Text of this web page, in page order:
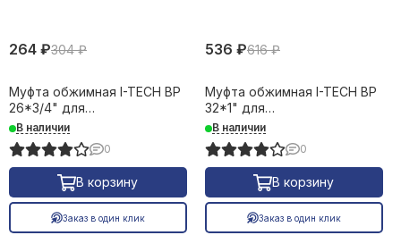
264 ₽304 ₽
Муфта обжимная I-TECH ВР
26*3/4" для
металлопластиковых труб
16645
В наличии
0
В корзину
Заказ в один клик
536 ₽616 ₽
Муфта обжимная I-TECH ВР
32*1" для
металлопластиковых труб
16646
В наличии
0
В корзину
Заказ в один клик